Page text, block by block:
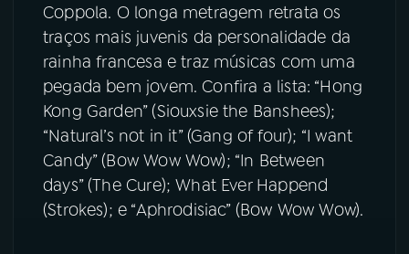
Coppola. O longa metragem retrata os
traços mais juvenis da personalidade da
rainha francesa e traz músicas com uma
pegada bem jovem. Confira a lista: “Hong
Kong Garden” (Siouxsie the Banshees);
“Natural’s not in it” (Gang of four); “I want
Candy” (Bow Wow Wow); “In Between
days” (The Cure); What Ever Happend
(Strokes); e “Aphrodisiac” (Bow Wow Wow).